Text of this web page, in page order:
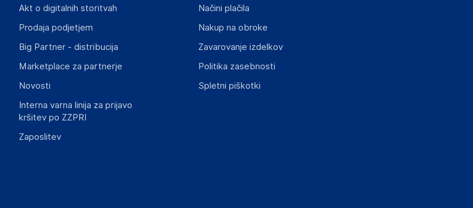
Poland
Dokumenti o varnosti izdelka
Produktni dokumenti z opozorili ter varnostnimi in drugimi ključnimi informacijami, povezanimi z določenim
N27370-56_9707_12MAR24.pdf
Akt o digitalnih storitvah
Prodaja podjetjem
Big Partner - distribucija
Marketplace za partnerje
Novosti
Interna varna linija za prijavo
kršitev po ZZPRI
Zaposlitev
Načini plačila
Nakup na obroke
Zavarovanje izdelkov
Politika zasebnosti
Spletni piškotki